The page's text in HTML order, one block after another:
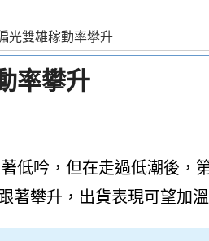
率攀升
低吟，但在走過低潮後，
著攀升，出貨表現可望加溫